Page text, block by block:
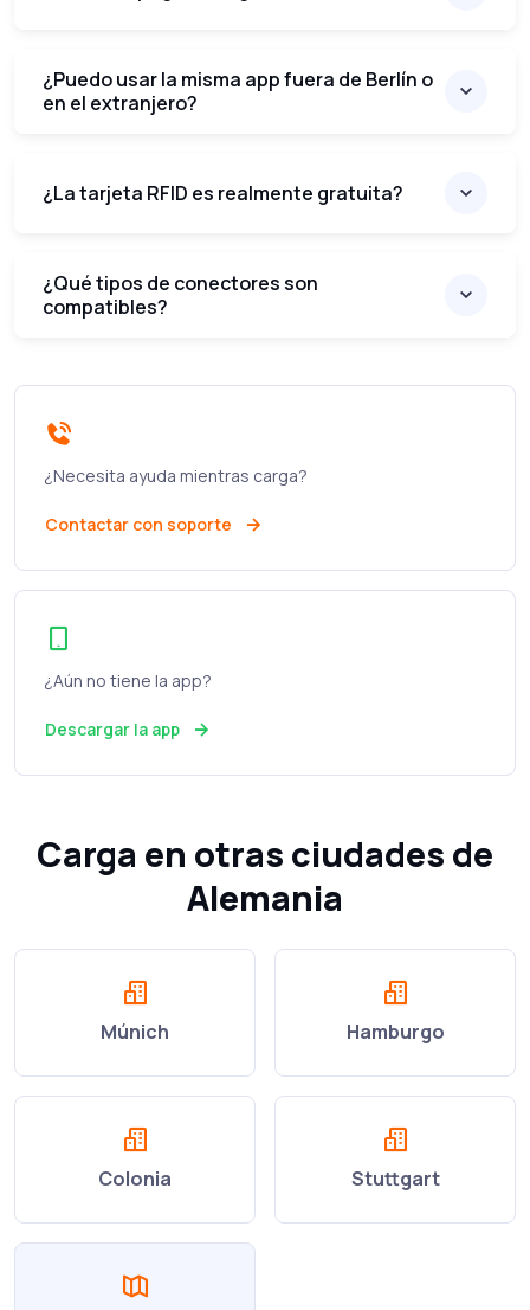
¿Puedo usar la misma app fuera de Berlín o
en el extranjero?
¿La tarjeta RFID es realmente gratuita?
¿Qué tipos de conectores son
compatibles?
¿Necesita ayuda mientras carga?
Contactar con soporte
¿Aún no tiene la app?
Descargar la app
Carga en otras ciudades de
Alemania
Múnich Hamburgo
Colonia Stuttgart